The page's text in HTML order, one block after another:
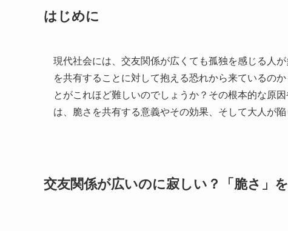
はじめに
現代社会には、交友関係が広くても孤独を感じる人
を共有することに対して抱える恐れから来ているの
とがこれほど難しいのでしょうか？その根本的な原
は、脆さを共有する意義やその効果、そして大人が
交友関係が広いのに寂しい？「脆さ」